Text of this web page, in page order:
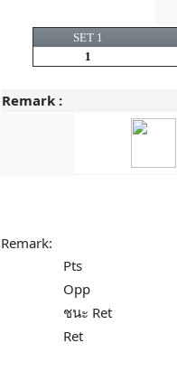
SET 1
1
Remark :
Remark:
Pts
Opp
ชนะ Ret
Ret